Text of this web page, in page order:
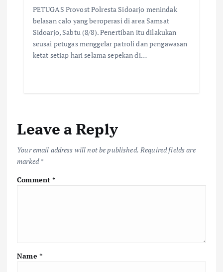
PETUGAS Provost Polresta Sidoarjo menindak
belasan calo yang beroperasi di area Samsat
Sidoarjo, Sabtu (8/8). Penertiban itu dilakukan
seusai petugas menggelar patroli dan pengawasan
ketat setiap hari selama sepekan di…
Leave a Reply
Your email address will not be published. Required fields are
marked*
Comment*
Name *